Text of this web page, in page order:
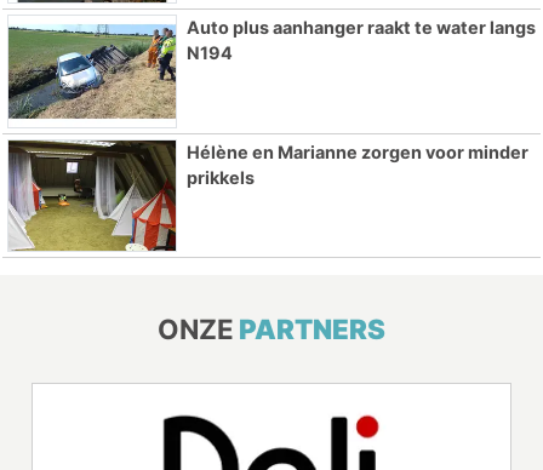
Auto plus aanhanger raakt te water langs
N194
Hélène en Marianne zorgen voor minder
prikkels
ONZE PARTNERS